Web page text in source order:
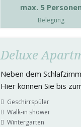
max. 5
Belegung
Deluxe
Neben dem
Hier können Sie bis
Geschirrspüler
Walk-in shower
Wintergarten